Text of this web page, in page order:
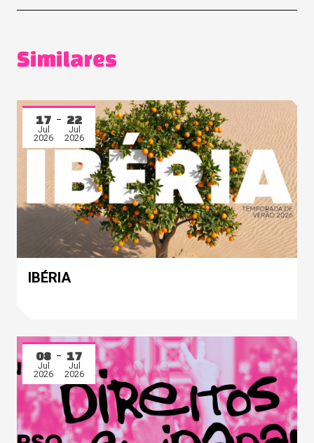
Similares
17
Jul
2026
22
Jul
2026
IBÉRIA
08
Jul
2026
17
Jul
2026